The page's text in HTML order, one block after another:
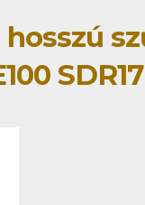
hosszú
SDR17